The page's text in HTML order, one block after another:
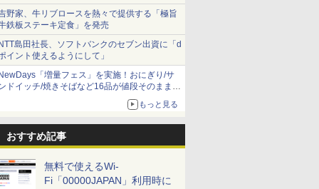
野家、牛リブロースを熱々で提供する「極旨
鉄板ステーキ定食」を発売
島田社長、ソフトバンクのセブン出資に「d
イント使えるようにして」
「増量フェス」を実施！おにぎり/サ
ドイッチ/焼きそばなど16品が値段そのままで
もっと見る
おすすめ記事
無料で使えるWi-
Fi「00000JAPAN」利用時に